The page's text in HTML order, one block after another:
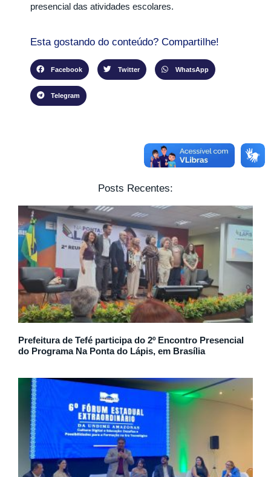
presencial das atividades escolares.
Esta gostando do conteúdo? Compartilhe!
Facebook Twitter WhatsApp
Telegram
Posts Recentes:
Prefeitura de Tefé participa do 2º Encontro Presencial
do Programa Na Ponta do Lápis, em Brasília